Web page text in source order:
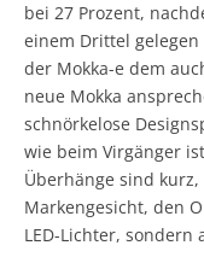
bei 27 Prozent,
einem Drittel gelegen
der Mokka-e dem
neue Mokka
schnörkelose
wie beim Virgänger
Überhänge sind
Markengesicht, den
LED-Lichter, sondern